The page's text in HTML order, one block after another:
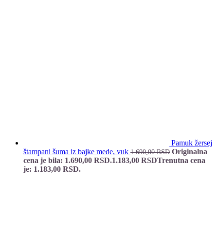
Pamuk žersej
štampani šuma iz bajke mede, vuk 1.690,00RSD Originalna
cena je bila: 1.690,00 RSD.1.183,00 RSDTrenutna cena
je: 1.183,00 RSD.